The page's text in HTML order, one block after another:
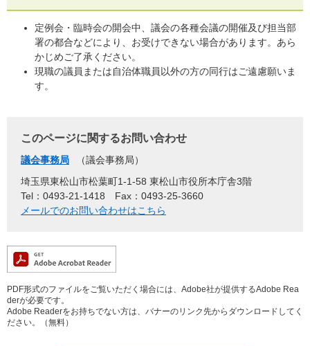
定例会・臨時会の開会中、議会の各種会議の開催及び担当部
署の都合などにより、お受けできない場合があります。あら
かじめご了承ください。
現職の議員または自治体職員以外の方の同行はご遠慮願いま
す。
このページに関するお問い合わせ
議会事務局
議会事務局
埼玉県東松山市松葉町1-1-58 東松山市役所本庁舎3階
Tel：0493-21-1418
Fax：0493-25-3660
メールでのお問い合わせはこちら
PDF形式のファイルをご覧いただく場合には、Adobe社が提供するAdobe Rea
derが必要です。
Adobe Readerをお持ちでない方は、バナーのリンク先からダウンロードしてく
ださい。（無料）